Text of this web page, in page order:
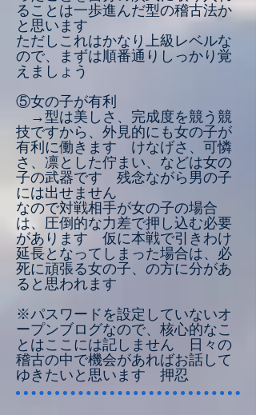
ることは一歩進んだ型の稽古法か
と思います
​ただしこれはかなり上級レベルな
ので、まずは順番通りしっかり覚
えましょう
⑤女の子が有利
→型は美しさ、完成度を競う競
技ですから、外見的にも女の子が
有利に働きます けなげさ、可憐
さ、凛とした佇まい、などは女の
子の武器です 残念ながら男の子
には出せません
​なので対戦相手が女の子の場合
は、圧倒的な力差で押し込む必要
があります 仮に本戦で引きわけ
延長となってしまった場合は、必
死に頑張る女の子、の方に分があ
ると思われます
※パスワードを設定していないオ
ープンブログなので、核心的なこ
とはここには記しません 日々の
稽古の中で機会があればお話して
ゆきたいと思います 押忍